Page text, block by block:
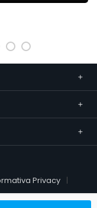
Privacy